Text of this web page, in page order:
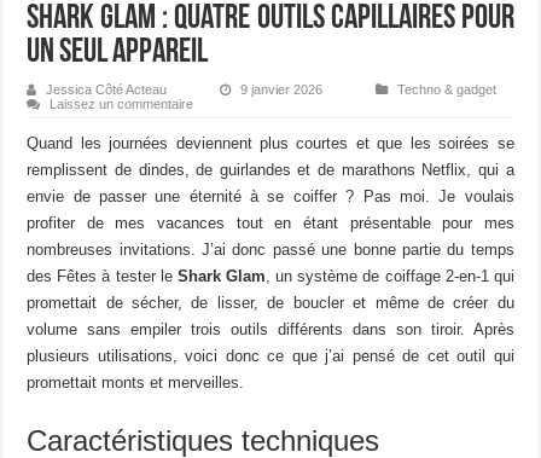
Shark Glam : quatre outils capillaires pour
un seul appareil
Jessica Côté Acteau 9 janvier 2026
Techno & gadget
Laissez un commentaire
Quand les journées deviennent plus courtes et que les soirées se
remplissent de dindes, de guirlandes et de marathons Netflix, qui a
envie de passer une éternité à se coiffer ? Pas moi. Je voulais
profiter de mes vacances tout en étant présentable pour mes
nombreuses invitations. J’ai donc passé une bonne partie du temps
des Fêtes à tester le Shark Glam , un système de coiffage 2-en-1 qui
promettait de sécher, de lisser, de boucler et même de créer du
volume sans empiler trois outils différents dans son tiroir. Après
plusieurs utilisations, voici donc ce que j’ai pensé de cet outil qui
promettait monts et merveilles.
Caractéristiques techniques